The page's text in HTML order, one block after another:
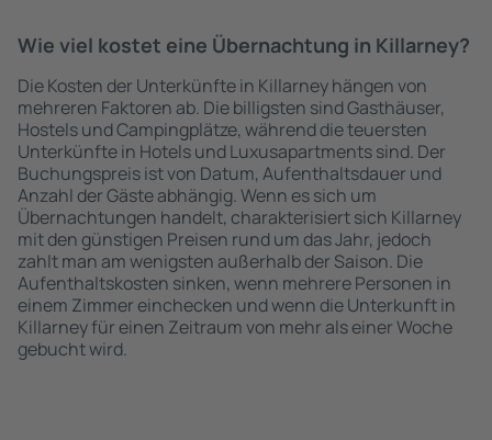
Wie viel kostet eine Übernachtung in Killarney?
Die Kosten der Unterkünfte in Killarney hängen von
mehreren Faktoren ab. Die billigsten sind Gasthäuser,
Hostels und Campingplätze, während die teuersten
Unterkünfte in Hotels und Luxusapartments sind. Der
Buchungspreis ist von Datum, Aufenthaltsdauer und
Anzahl der Gäste abhängig. Wenn es sich um
Übernachtungen handelt, charakterisiert sich Killarney
mit den günstigen Preisen rund um das Jahr, jedoch
zahlt man am wenigsten außerhalb der Saison. Die
Aufenthaltskosten sinken, wenn mehrere Personen in
einem Zimmer einchecken und wenn die Unterkunft in
Killarney für einen Zeitraum von mehr als einer Woche
gebucht wird.